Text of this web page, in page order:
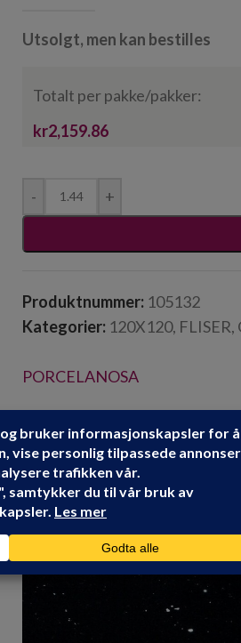
Utsolgt, men kan bestilles
Totalt per pakke/pakker:
kr2,159.86
- +
Produktnummer: 105132
Kategorier: 120X120, FLISER,
PORCELANOSA